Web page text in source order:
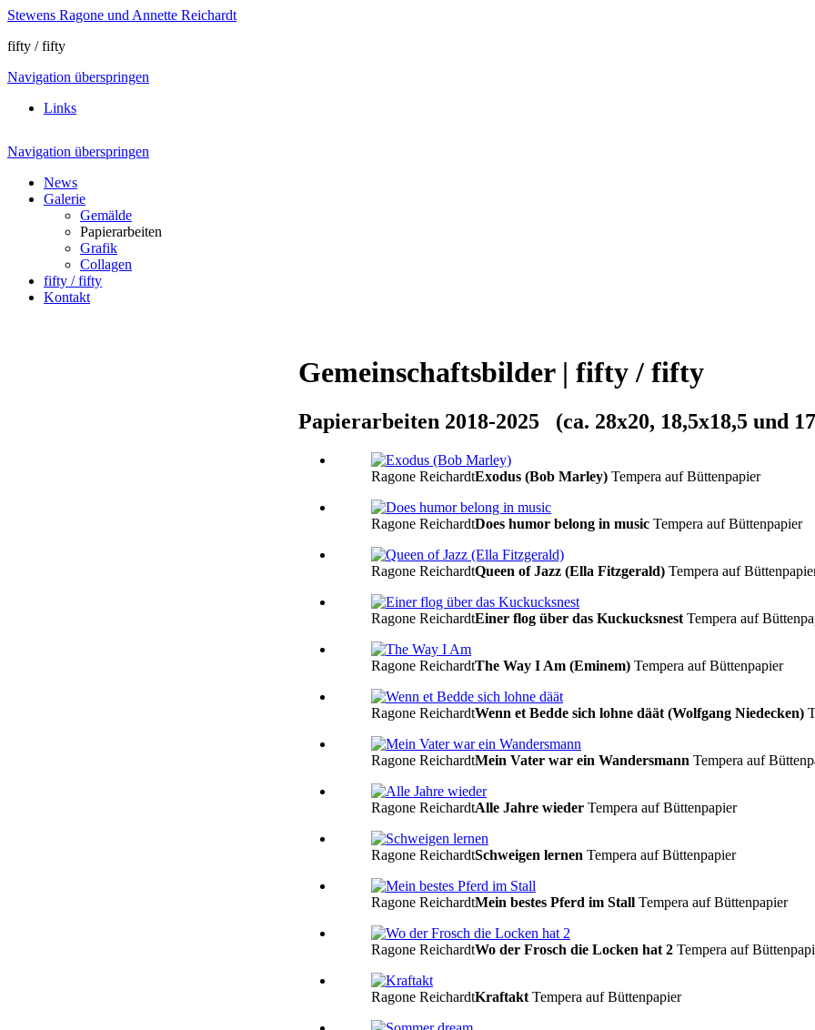
Stewens Ragone und Annette Reichardt
fifty / fifty
Navigation überspringen
Links
Navigation überspringen
News
Galerie
Gemälde
Papierarbeiten
Grafik
Collagen
fifty / fifty
Kontakt
Gemeinschaftsbilder | fifty / fifty
Papierarbeiten 2018-2025 (ca. 28x20, 18,5x18,5 und
Ragone ReichardtExodus (Bob Marley) Tempera auf Büttenpapier
Ragone ReichardtDoes humor belong in music Tempera auf Büttenpapier
Ragone ReichardtQueen of Jazz (Ella Fitzgerald) Tempera auf
Ragone ReichardtEiner flog über das Kuckucksnest Tempera auf
Ragone ReichardtThe Way I Am (Eminem) Tempera auf Büttenpapier
Ragone ReichardtWenn et Bedde sich lohne däät (Wolfgang Niedecken)
Ragone ReichardtMein Vater war ein Wandersmann Tempera auf
Ragone ReichardtAlle Jahre wieder Tempera auf Büttenpapier
Ragone ReichardtSchweigen lernen Tempera auf Büttenpapier
Ragone ReichardtMein bestes Pferd im Stall Tempera auf Büttenpapier
Ragone ReichardtWo der Frosch die Locken hat 2 Tempera auf
Ragone ReichardtKraftakt Tempera auf Büttenpapier